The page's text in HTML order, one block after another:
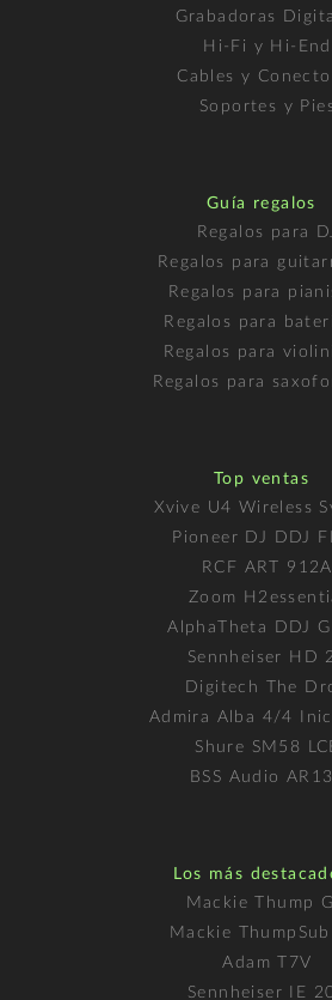
Grabadoras
Hi-Fi y Hi-End
Cables y
Soportes y Pies
Guía regalos
Regalos para
Regalos para
Regalos para
Regalos para
Regalos para
Regalos para
Top ventas
Xvive U4 Wireless
Pioneer DJ DDJ
RCF ART 912A
Zoom
AlphaTheta DDJ
Sennheiser HD
Digitech The
Admira Alba 4/4
Shure SM58
BSS Audio
Los más
Mackie Thump
Mackie
Adam T7V
Sennheiser IE